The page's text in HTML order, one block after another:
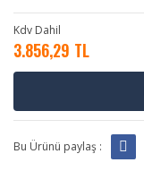
Kdv Dahil
3.856,29 TL
Bu Ürünü paylaş :